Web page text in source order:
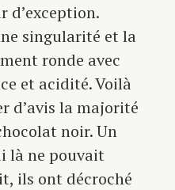
d’exception.
singularité et la
ronde avec
et acidité. Voilà
d’avis la majorité
noir. Un
là ne pouvait
ils ont décroché